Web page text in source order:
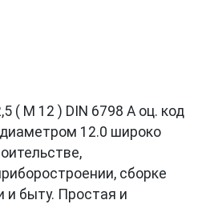
( M 12 ) DIN 6798 А оц. код
12.0 широко
сборке
и быту. Простая и